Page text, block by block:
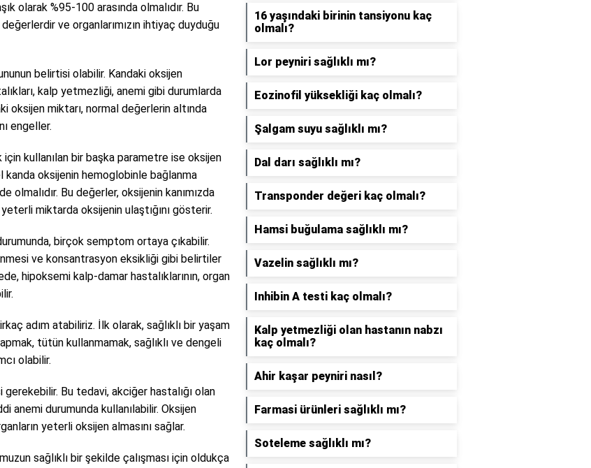
olarak %95-100 arasında olmalıdır. Bu
ve organlarımızın ihtiyaç duyduğu
belirtisi olabilir. Kandaki oksijen
kalp yetmezliği, anemi gibi durumlarda
oksijen miktarı, normal değerlerin altında
engeller.
kullanılan bir başka parametre ise oksijen
oksijenin hemoglobinle bağlanma
Bu değerler, oksijenin kanımızda
yeterli miktarda oksijenin ulaştığını gösterir.
birçok semptom ortaya çıkabilir.
ve konsantrasyon eksikliği gibi belirtiler
hipoksemi kalp-damar hastalıklarının, organ
adım atabiliriz. İlk olarak, sağlıklı bir yaşam
tütün kullanmamak, sağlıklı ve dengeli
olabilir.
Bu tedavi, akciğer hastalığı olan
anemi durumunda kullanılabilir. Oksijen
yeterli oksijen almasını sağlar.
sağlıklı bir şekilde çalışması için oldukça
16 yaşındaki birinin tansiyonu kaç
olmalı?
Lor peyniri sağlıklı mı?
Eozinofil yüksekliği kaç olmalı?
Şalgam suyu sağlıklı mı?
Dal darı sağlıklı mı?
Transponder değeri kaç olmalı?
Hamsi buğulama sağlıklı mı?
Vazelin sağlıklı mı?
Inhibin A testi kaç olmalı?
Kalp yetmezliği olan hastanın nabzı
kaç olmalı?
Ahir kaşar peyniri nasıl?
Farmasi ürünleri sağlıklı mı?
Soteleme sağlıklı mı?